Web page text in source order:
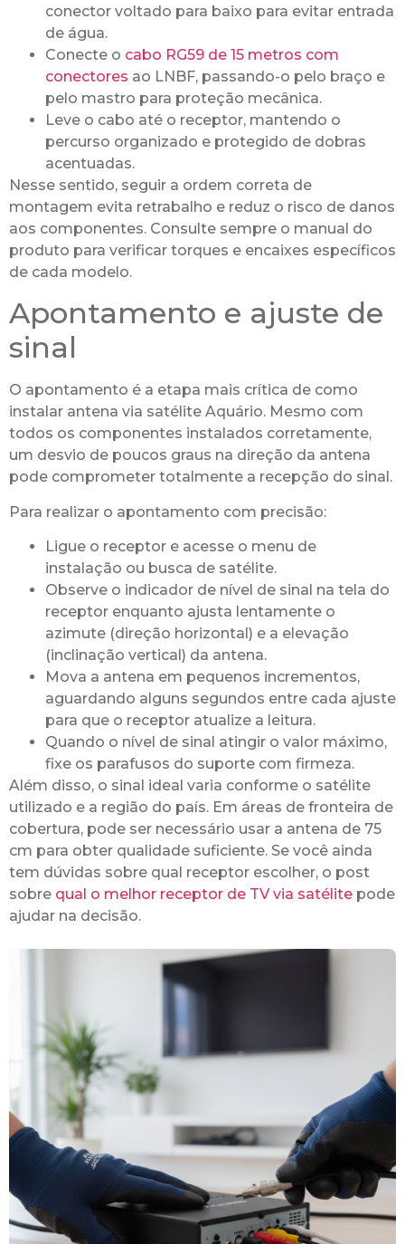
conector voltado para baixo para evitar entrada
de água.
Conecte o cabo RG59 de 15 metros com
conectores ao LNBF, passando-o pelo braço e
pelo mastro para proteção mecânica.
Leve o cabo até o receptor, mantendo o
percurso organizado e protegido de dobras
acentuadas.
Nesse sentido, seguir a ordem correta de
montagem evita retrabalho e reduz o risco de danos
aos componentes. Consulte sempre o manual do
produto para verificar torques e encaixes específicos
de cada modelo.
Apontamento e ajuste de
sinal
O apontamento é a etapa mais crítica de como
instalar antena via satélite Aquário. Mesmo com
todos os componentes instalados corretamente,
um desvio de poucos graus na direção da antena
pode comprometer totalmente a recepção do sinal.
Para realizar o apontamento com precisão:
Ligue o receptor e acesse o menu de
instalação ou busca de satélite.
Observe o indicador de nível de sinal na tela do
receptor enquanto ajusta lentamente o
azimute (direção horizontal) e a elevação
(inclinação vertical) da antena.
Mova a antena em pequenos incrementos,
aguardando alguns segundos entre cada ajuste
para que o receptor atualize a leitura.
Quando o nível de sinal atingir o valor máximo,
fixe os parafusos do suporte com firmeza.
Além disso, o sinal ideal varia conforme o satélite
utilizado e a região do país. Em áreas de fronteira de
cobertura, pode ser necessário usar a antena de 75
cm para obter qualidade suficiente. Se você ainda
tem dúvidas sobre qual receptor escolher, o post
sobre qual o melhor receptor de TV via satélite pode
ajudar na decisão.